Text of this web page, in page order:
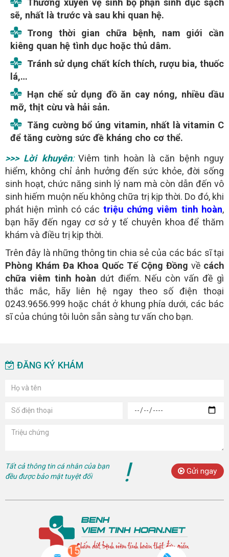
Thường xuyên vệ sinh bộ phận sinh dục sạch
sẽ, nhất là trước và sau khi quan hệ.
Trong thời gian chữa bệnh, nam giới cần
kiêng quan hệ tình dục hoặc thủ dâm.
Tránh sử dụng chất kích thích, rượu bia, thuốc
lá,…
Hạn chế sử dụng đồ ăn cay nóng, nhiều dầu
mỡ, thịt cừu và hải sản.
Tăng cường bổ úng vitamin, nhất là vitamin C
để tăng cường sức đề kháng cho cơ thể.
>>> Lời khuyên:Viêm tinh hoàn là căn bệnh nguy
hiểm, không chỉ ảnh hưởng đến sức khỏe, đời sống
sinh hoạt, chức năng sinh lý nam mà còn dẫn đến vô
sinh hiếm muộn nếu không chữa trị kịp thời. Do đó, khi
phát hiện mình có các triệu chứng viêm tinh hoàn,
bạn hãy đến ngay cơ sở y tế chuyên khoa để thăm
khám và điều trị kịp thời.
Trên đây là những thông tin chia sẻ của các bác sĩ tại
Phòng Khám Đa Khoa Quốc Tế Cộng Đồng về cách
chữa viêm tinh hoàn dứt điểm. Nếu còn vấn đề gì
thắc mắc, hãy liên hệ ngay theo số điện thoại
0243.9656.999 hoặc chát ở khung phía dưới, các bác
sĩ của chúng tôi luôn sẵn sàng tư vấn cho bạn.
ĐĂNG KÝ KHÁM
Tất cả thông tin cá nhân của bạn
đều được bảo mật tuyệt đối
! Gửi ngay
15